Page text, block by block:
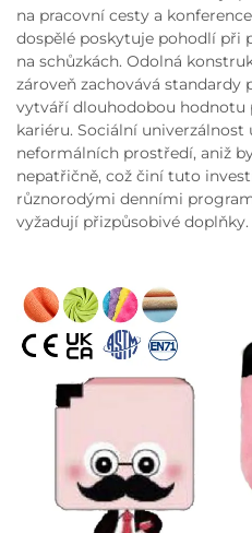
na pracovní cesty a
dospělé poskytuje pohodlí při
na schůzkách. Odolná
zároveň zachovává standardy
vytváří dlouhodobou hodnotu
kariéru. Sociální
neformálních prostředí, aniž
nepatřičně, což činí tuto
různorodými denními
vyžadují přizpůsobivé doplňky.